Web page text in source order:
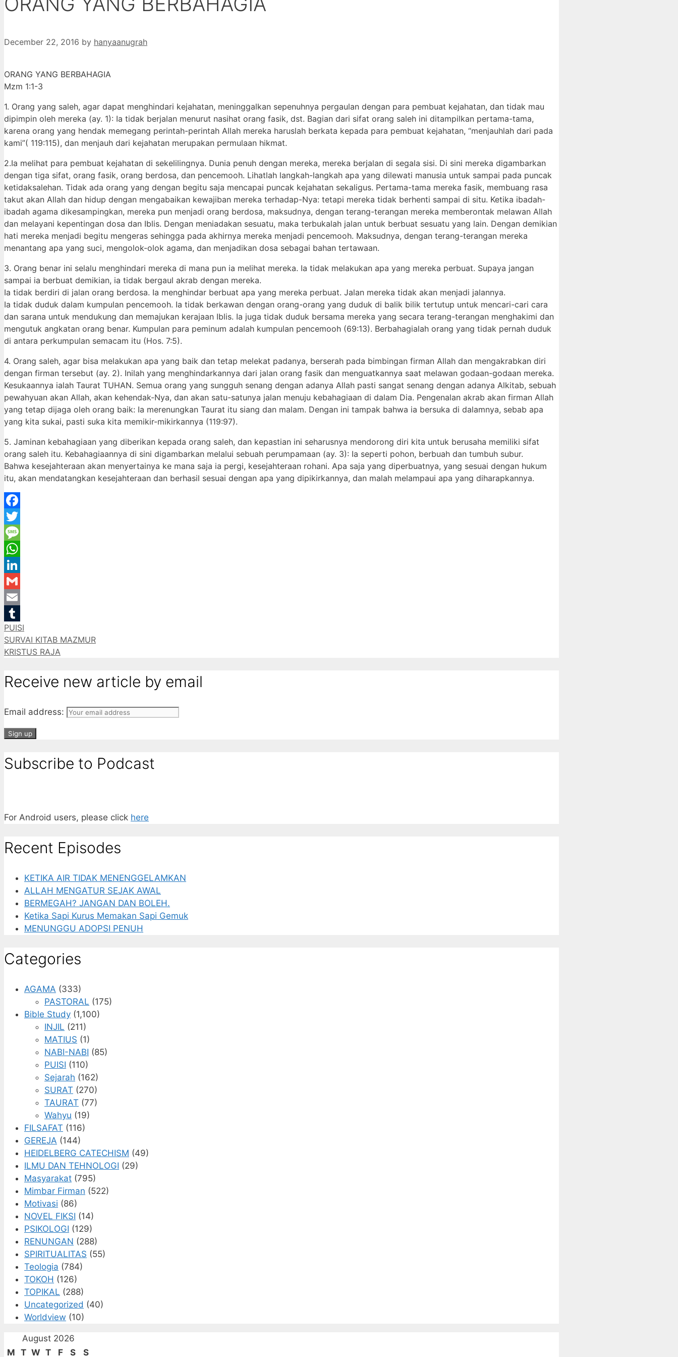
December 22, 2016 by hanyaanugrah
ORANG YANG BERBAHAGIA
Mzm 1:1-3
1. Orang yang saleh, agar dapat menghindari kejahatan, meninggalkan sepenuhnya pergaulan dengan para pembuat kejahatan, dan tidak mau
dipimpin oleh mereka (ay. 1): Ia tidak berjalan menurut nasihat orang fasik, dst. Bagian dari sifat orang saleh ini ditampilkan pertama-tama,
karena orang yang hendak memegang perintah-perintah Allah mereka haruslah berkata kepada para pembuat kejahatan, “menjauhlah dari pada
kami”( 119:115), dan menjauh dari kejahatan merupakan permulaan hikmat.
2.Ia melihat para pembuat kejahatan di sekelilingnya. Dunia penuh dengan mereka, mereka berjalan di segala sisi. Di sini mereka digambarkan
dengan tiga sifat, orang fasik, orang berdosa, dan pencemooh. Lihatlah langkah-langkah apa yang dilewati manusia untuk sampai pada puncak
ketidaksalehan. Tidak ada orang yang dengan begitu saja mencapai puncak kejahatan sekaligus. Pertama-tama mereka fasik, membuang rasa
takut akan Allah dan hidup dengan mengabaikan kewajiban mereka terhadap-Nya: tetapi mereka tidak berhenti sampai di situ. Ketika ibadah-
ibadah agama dikesampingkan, mereka pun menjadi orang berdosa, maksudnya, dengan terang-terangan mereka memberontak melawan Allah
dan melayani kepentingan dosa dan Iblis. Dengan meniadakan sesuatu, maka terbukalah jalan untuk berbuat sesuatu yang lain. Dengan demikian
hati mereka menjadi begitu mengeras sehingga pada akhirnya mereka menjadi pencemooh. Maksudnya, dengan terang-terangan mereka
menantang apa yang suci, mengolok-olok agama, dan menjadikan dosa sebagai bahan tertawaan.
3. Orang benar ini selalu menghindari mereka di mana pun ia melihat mereka. Ia tidak melakukan apa yang mereka perbuat. Supaya jangan
sampai ia berbuat demikian, ia tidak bergaul akrab dengan mereka.
Ia tidak berdiri di jalan orang berdosa. Ia menghindar berbuat apa yang mereka perbuat. Jalan mereka tidak akan menjadi jalannya.
Ia tidak duduk dalam kumpulan pencemooh. Ia tidak berkawan dengan orang-orang yang duduk di balik bilik tertutup untuk mencari-cari cara
dan sarana untuk mendukung dan memajukan kerajaan Iblis. Ia juga tidak duduk bersama mereka yang secara terang-terangan menghakimi dan
mengutuk angkatan orang benar. Kumpulan para peminum adalah kumpulan pencemooh (69:13). Berbahagialah orang yang tidak pernah duduk
di antara perkumpulan semacam itu (Hos. 7:5).
4. Orang saleh, agar bisa melakukan apa yang baik dan tetap melekat padanya, berserah pada bimbingan firman Allah dan mengakrabkan diri
dengan firman tersebut (ay. 2). Inilah yang menghindarkannya dari jalan orang fasik dan menguatkannya saat melawan godaan-godaan mereka.
Kesukaannya ialah Taurat TUHAN. Semua orang yang sungguh senang dengan adanya Allah pasti sangat senang dengan adanya Alkitab, sebuah
pewahyuan akan Allah, akan kehendak-Nya, dan akan satu-satunya jalan menuju kebahagiaan di dalam Dia. Pengenalan akrab akan firman Allah
yang tetap dijaga oleh orang baik: Ia merenungkan Taurat itu siang dan malam. Dengan ini tampak bahwa ia bersuka di dalamnya, sebab apa
yang kita sukai, pasti suka kita memikir-mikirkannya (119:97).
5. Jaminan kebahagiaan yang diberikan kepada orang saleh, dan kepastian ini seharusnya mendorong diri kita untuk berusaha memiliki sifat
orang saleh itu. Kebahagiaannya di sini digambarkan melalui sebuah perumpamaan (ay. 3): Ia seperti pohon, berbuah dan tumbuh subur.
Bahwa kesejahteraan akan menyertainya ke mana saja ia pergi, kesejahteraan rohani. Apa saja yang diperbuatnya, yang sesuai dengan hukum
itu, akan mendatangkan kesejahteraan dan berhasil sesuai dengan apa yang dipikirkannya, dan malah melampaui apa yang diharapkannya.
Facebook
Twitter
Message
WhatsApp
LinkedIn
Gmail
Email
Tumblr
Categories
PUISI
SURVAI KITAB MAZMUR
KRISTUS RAJA
Receive new article by email
Email address:
Subscribe to Podcast
For Android users, please click here
Recent Episodes
KETIKA AIR TIDAK MENENGGELAMKAN
ALLAH MENGATUR SEJAK AWAL
BERMEGAH? JANGAN DAN BOLEH.
Ketika Sapi Kurus Memakan Sapi Gemuk
MENUNGGU ADOPSI PENUH
Categories
AGAMA (333)
PASTORAL (175)
Bible Study (1,100)
INJIL (211)
MATIUS (1)
NABI-NABI (85)
PUISI (110)
Sejarah (162)
SURAT (270)
TAURAT (77)
Wahyu (19)
FILSAFAT (116)
GEREJA (144)
HEIDELBERG CATECHISM (49)
ILMU DAN TEHNOLOGI (29)
Masyarakat (795)
Mimbar Firman (522)
Motivasi (86)
NOVEL FIKSI (14)
PSIKOLOGI (129)
RENUNGAN (288)
SPIRITUALITAS (55)
Teologia (784)
TOKOH (126)
TOPIKAL (288)
Uncategorized (40)
Worldview (10)
August 2026
M T W T F S S